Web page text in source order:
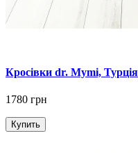
Кросівки dr. Mymi, Турція
1780 грн
Купить